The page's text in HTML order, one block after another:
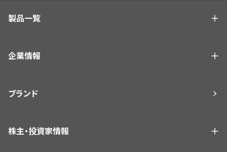
製品一覧
企業情報
ブランド
株主・投資家情報